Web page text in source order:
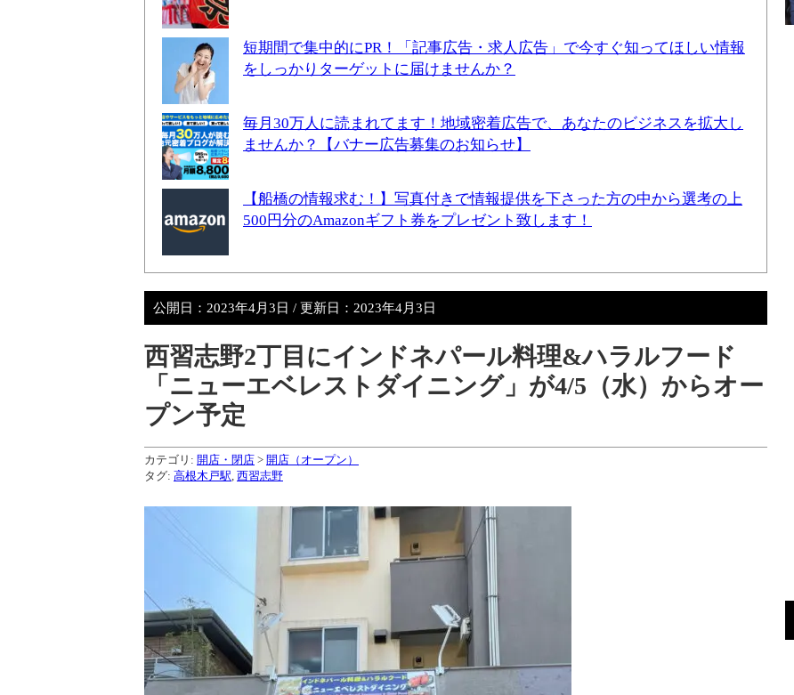
短期間で集中的にPR！「記事広告・求人広告」で今すぐ知ってほしい情報
をしっかりターゲットに届けませんか？
毎月30万人に読まれてます！地域密着広告で、あなたのビジネスを拡大し
ませんか？【バナー広告募集のお知らせ】
【船橋の情報求む！】写真付きで情報提供を下さった方の中から選考の上
500円分のAmazonギフト券をプレゼント致します！
公開日： 2023年4月3日 / 更新日： 2023年4月3日
西習志野2丁目にインドネパール料理&ハラルフード
「ニューエベレストダイニング」が4/5（水）からオー
プン予定
カテゴリ: 開店・閉店 > 開店（オープン）
タグ: 高根木戸駅 西習志野